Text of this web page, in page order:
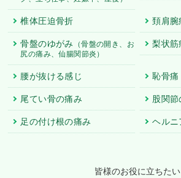
椎体圧迫骨折 頚肩腕
骨盤のゆがみ
（骨盤の開き、お
尻の痛み、仙腸関節炎）
梨状筋
腰が抜ける感じ 恥骨痛
尾てい骨の痛み 股関
足の付け根の痛み ヘルニ
皆様のお役に立ちたい